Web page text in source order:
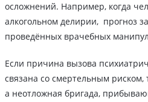
осложнений. Например, когда
алкогольном делирии, прогноз
проведëнных врачебных
Если причина вызова
связана со смертельным риском,
а неотложная бригада,